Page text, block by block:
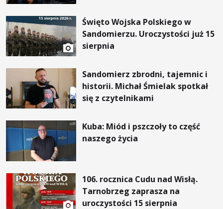
Święto Wojska Polskiego w
Sandomierzu. Uroczystości już 15
sierpnia
Sandomierz zbrodni, tajemnic i
historii. Michał Śmielak spotkał
się z czytelnikami
Kuba: Miód i pszczoły to część
naszego życia
106. rocznica Cudu nad Wisłą.
Tarnobrzeg zaprasza na
uroczystości 15 sierpnia